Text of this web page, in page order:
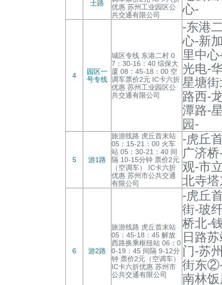
士路
优惠 苏州工业园区公
共交通有限公司
心-
4
园区一
号专线
城区专线 东港二村 0
7：30-16：40 综保大
厦 08：45-18：00 空
调车票价2元 IC卡六折
优惠 苏州工业园区公
共交通有限公司
-东港
心-新
里中
光电-
星塘
路西-
潭路-
园-
5 游1路
旅游线路 虎丘首末站
05：15-21：00 火车
站 05：30-21：40 间
隔 10-15分钟 票价2元
（空调车） IC卡六折
优惠 苏州市公共交通
有限公司
-虎丘
广济
观-市
北寺
6 游2路
旅游线路 虎丘首末站
05：45-18：45 解放
西路换乘枢纽站 06：0
0-19：45 间隔 9-12分
钟 票价2元（空调车）
IC卡六折优惠 苏州市
公共交通有限公司
-虎丘
街-玻
桥北-
日路
门-苏
街东
南林